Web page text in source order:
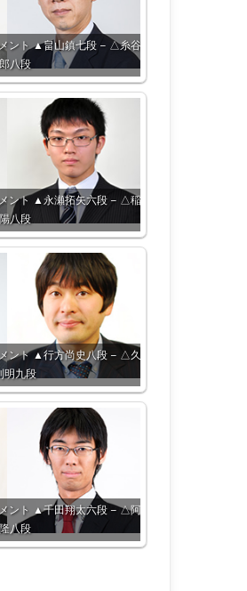
ント ▲畠山鎮七段 – △糸谷
八段
ント ▲永瀬拓矢六段 – △稲
八段
ント ▲行方尚史八段 – △久
明九段
ント ▲千田翔太六段 – △阿
八段